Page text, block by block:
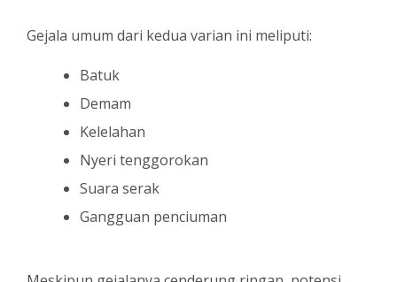
Gejala umum dari kedua varian ini meliputi:
Batuk
Demam
Kelelahan
Nyeri tenggorokan
Suara serak
Gangguan penciuman